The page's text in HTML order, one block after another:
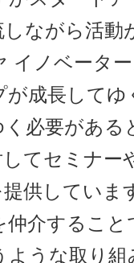
ながら活
イノベータ
が成長して
必要がある
てセミナー
供していま
介するこ
ような取り